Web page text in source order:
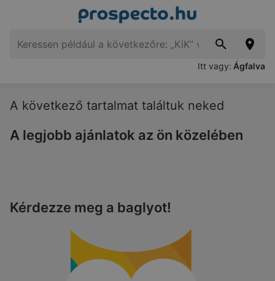
Itt vagy: Ágfalva
A következő tartalmat találtuk neked
A legjobb ajánlatok az ön közelében
Kérdezze meg a baglyot!